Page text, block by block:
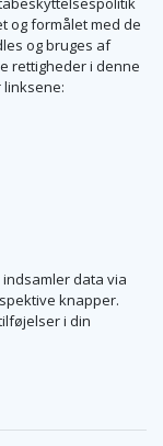
og formålet med de
og bruges af
rettigheder i denne
data via
knapper.
i din